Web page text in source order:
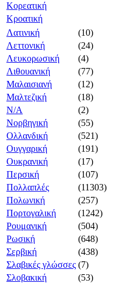
Κορεατική
Κροατική
Λατινική
(10)
Λεττονική
(24)
Λευκορωσική
(4)
Λιθουανική
(77)
Μαλαισιανή
(12)
Μαλτεζική
(18)
Ν/Α
(2)
Νορβηγική
(55)
Ολλανδική
(521)
Ουγγαρική
(191)
Ουκρανική
(17)
Περσική
(107)
Πολλαπλές
(11303)
Πολωνική
(257)
Πορτογαλική
(1242)
Ρουμανική
(504)
Ρωσική
(648)
Σερβική
(438)
Σλαβικές γλώσσες (7)
Σλοβακική
(53)